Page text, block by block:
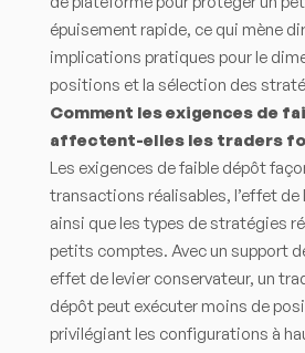
épuisement rapide, ce qui mène
implications pratiques pour le
positions et la sélection des
Comment les exigences de
affectent-elles les traders
Les exigences de faible dépôt
transactions réalisables, l’effet de
ainsi que les types de stratégies
petits comptes. Avec un support
effet de levier conservateur, un
dépôt peut exécuter moins de
privilégiant les configurations à